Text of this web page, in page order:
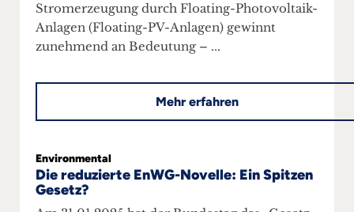
Stromerzeugung durch Floating-Photovoltaik-
Anlagen (Floating-PV-Anlagen) gewinnt
zunehmend an Bedeutung – ...
Mehr erfahren
Environmental
Die reduzierte EnWG-Novelle: Ein Spitzen
Gesetz?